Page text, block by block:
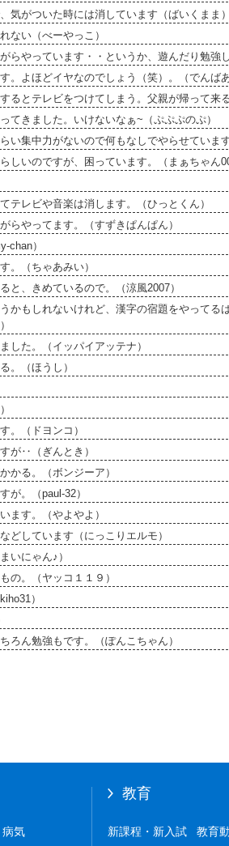
気がついた時には消しています（ばいくまま）
ない（べーやっこ）
らやっています・・というか、遊んだり勉強
。よほどイヤなのでしょう（笑）。（でんばあ
るとテレビをつけてしまう。父親が帰って来
てきました。いけないなぁ~（ぷぷぷのぷ）
い集中力がないので何もなしでやらせていま
しいのですが、困っています。（まぁちゃん
テレビや音楽は消します。（ひっとくん）
らやってます。（すずきぱんぱん）
chan）
。（ちゃあみい）
と、きめているので。（涼風2007）
かもしれないけれど、漢字の宿題をやって
した。（イッパイアッテナ）
。（ほうし）
。（ドヨンコ）
が‥（ぎんとき）
かる。（ボンジーア）
が。（paul-32）
ます。（やよやよ）
どしています（にっこりエルモ）
いにゃん♪）
の。（ヤッコ１１９）
）
ろん勉強もです。（ぽんこちゃん）
病気
教育
新課程・新入試 教育